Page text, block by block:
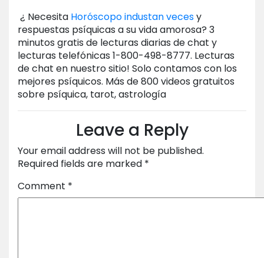
¿ Necesita Horóscopo industan vecesy
respuestas psíquicas a su vida amorosa? 3
minutos gratis de lecturas diarias de chat y
lecturas telefónicas 1-800-498-8777. Lecturas
de chat en nuestro sitio! Solo contamos con los
mejores psíquicos. Más de 800 videos gratuitos
sobre psíquica, tarot, astrología
Leave a Reply
Your email address will not be published.
Required fields are marked *
Comment *